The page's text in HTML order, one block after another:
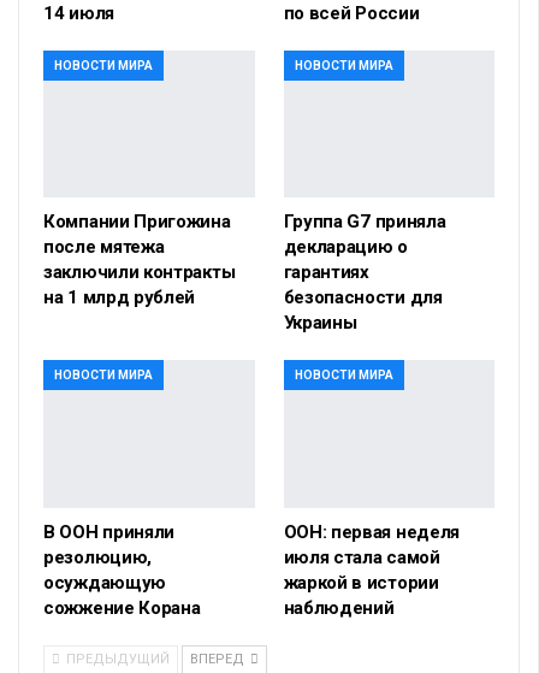
14 июля
по всей России
НОВОСТИ МИРА
Компании Пригожина
после мятежа
заключили контракты
на 1 млрд рублей
НОВОСТИ МИРА
Группа G7 приняла
декларацию о
гарантиях
безопасности для
Украины
НОВОСТИ МИРА
В ООН приняли
резолюцию,
осуждающую
сожжение Корана
НОВОСТИ МИРА
ООН: первая неделя
июля стала самой
жаркой в истории
наблюдений
ПРЕДЫДУЩИЙ ВПЕРЕД